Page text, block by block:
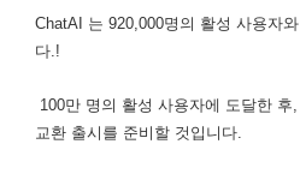
ChatAI 는 920,000명의 활성 사용자
다.!
100만 명의 활성 사용자에 도달한
교환 출시를 준비할 것입니다.